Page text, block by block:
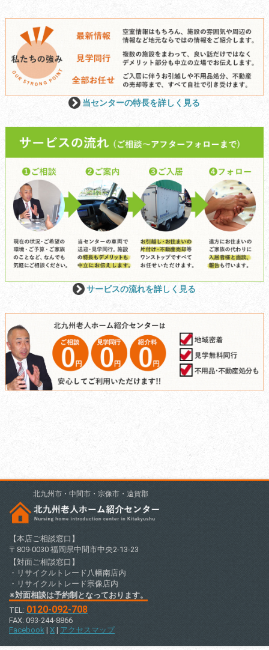
当センターの特長を詳しく見る
サービスの流れを詳しく見る
北九州市・中間市・宗像市・遠賀郡
【本店ご相談窓口】
〒809-0030 福岡県中間市中央2-13-23
【対面ご相談窓口】
・リサイクルトレード八幡南店内
・リサイクルトレード宗像店内
※対面相談は予約制となっております。
TEL: 0120-092-708
FAX: 093-244-8866
Facebook | X | アクセスマップ